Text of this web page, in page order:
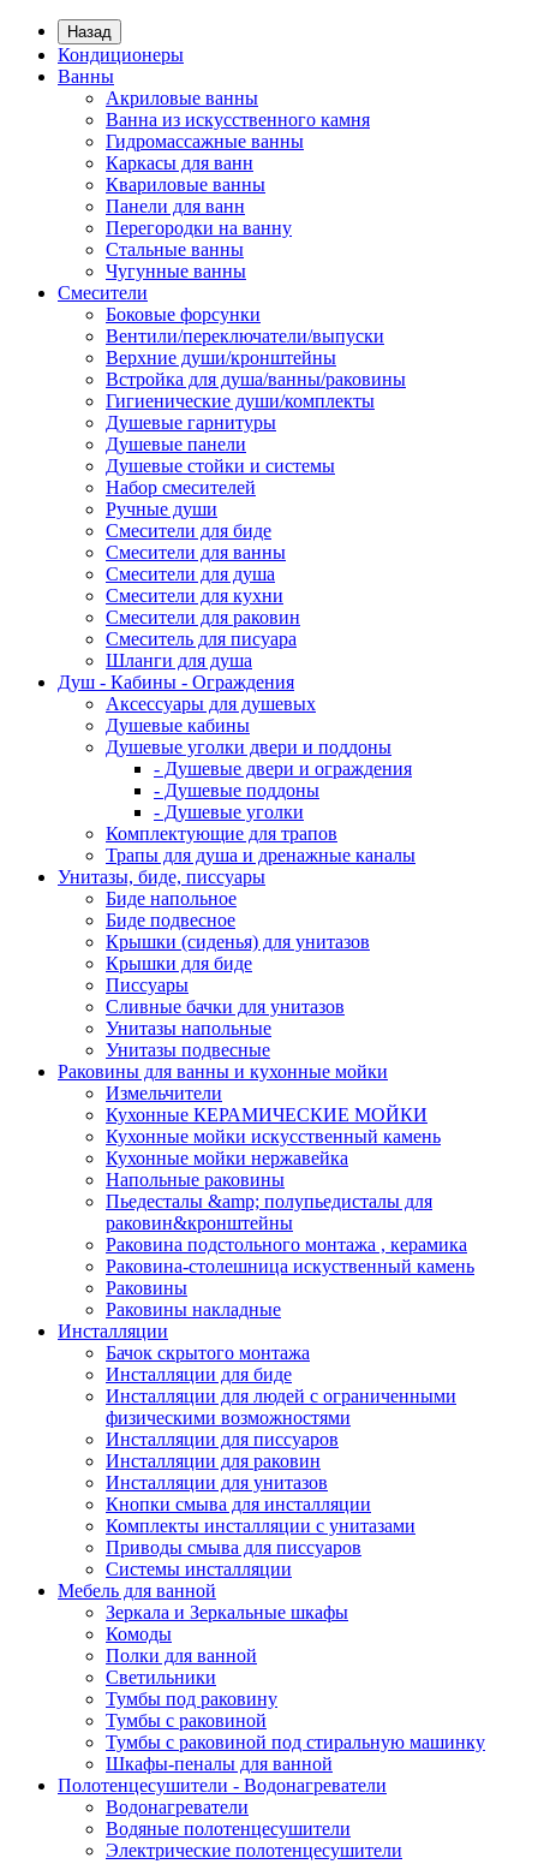
Назад
Кондиционеры
Ванны
Акриловые ванны
Ванна из искусственного камня
Гидромассажные ванны
Каркасы для ванн
Квариловые ванны
Панели для ванн
Перегородки на ванну
Стальные ванны
Чугунные ванны
Смесители
Боковые форсунки
Вентили/переключатели/выпуски
Верхние души/кронштейны
Встройка для душа/ванны/раковины
Гигиенические души/комплекты
Душевые гарнитуры
Душевые панели
Душевые стойки и системы
Набор смесителей
Ручные души
Смесители для биде
Смесители для ванны
Смесители для душа
Смесители для кухни
Смесители для раковин
Смеситель для писуара
Шланги для душа
Душ - Кабины - Ограждения
Аксессуары для душевых
Душевые кабины
Душевые уголки двери и поддоны
- Душевые двери и ограждения
- Душевые поддоны
- Душевые уголки
Комплектующие для трапов
Трапы для душа и дренажные каналы
Унитазы, биде, писсуары
Биде напольное
Биде подвесное
Крышки (сиденья) для унитазов
Крышки для биде
Писсуары
Сливные бачки для унитазов
Унитазы напольные
Унитазы подвесные
Раковины для ванны и кухонные мойки
Измельчители
Кухонные КЕРАМИЧЕСКИЕ МОЙКИ
Кухонные мойки искусственный камень
Кухонные мойки нержавейка
Напольные раковины
Пьедесталы &amp; полупьедисталы для
раковин&кронштейны
Раковина подстольного монтажа , керамика
Раковина-столешница искуственный камень
Раковины
Раковины накладные
Инсталляции
Бачок скрытого монтажа
Инсталляции для биде
Инсталляции для людей с ограниченными
физическими возможностями
Инсталляции для писсуаров
Инсталляции для раковин
Инсталляции для унитазов
Кнопки смыва для инсталляции
Комплекты инсталляции с унитазами
Приводы смыва для писсуаров
Системы инсталляции
Мебель для ванной
Зеркала и Зеркальные шкафы
Комоды
Полки для ванной
Светильники
Тумбы под раковину
Тумбы с раковиной
Тумбы с раковиной под стиральную машинку
Шкафы-пеналы для ванной
Полотенцесушители - Водонагреватели
Водонагреватели
Водяные полотенцесушители
Электрические полотенцесушители